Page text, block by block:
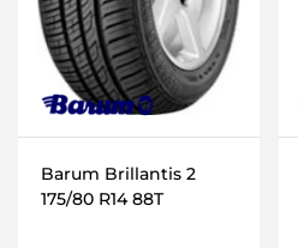
Barum Brillantis 2
175/80 R14 88T